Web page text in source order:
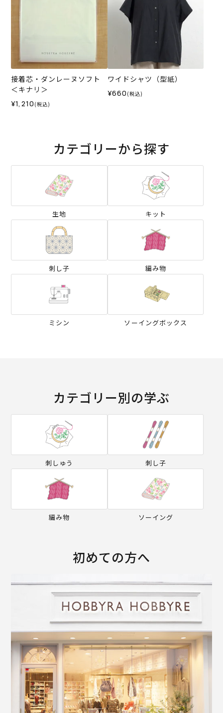
接着芯・ダンレーヌソフト
＜キナリ＞
¥1,210 (税込)
ワイドシャツ（型紙）
¥660 (税込)
カテゴリーから探す
生地 キット
刺し子 編み物
ミシン ソーイングボックス
カテゴリー別の学ぶ
刺しゅう 刺し子
編み物 ソーイング
初めての方へ